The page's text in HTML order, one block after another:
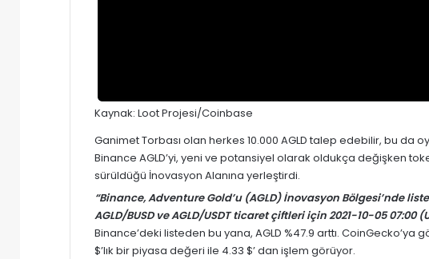
Kaynak: Loot Projesi/Coinbase
Ganimet Torbası olan herkes 10.000 AGLD talep edebilir, bu da
Binance AGLD’yi, yeni ve potansiyel olarak oldukça değişken
sürüldüğü İnovasyon Alanına yerleştirdi.
“Binance, Adventure Gold’u (AGLD) İnovasyon Bölgesi’nde
AGLD/BUSD ve AGLD/USDT ticaret çiftleri için 2021-10-05 07:00
Binance’deki listeden bu yana, AGLD %47.9 arttı. CoinGecko’ya
$’lık bir piyasa değeri ile 4.33 $’ dan işlem görüyor.